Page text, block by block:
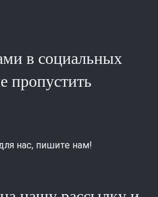
в социальных
пропустить
нас, пишите нам!